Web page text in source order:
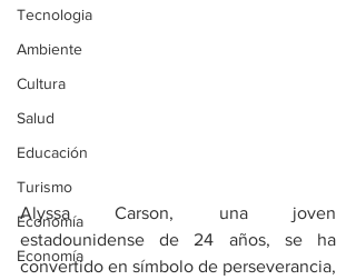
Tecnologia
Ambiente
Cultura
Salud
Educación
Turismo
Economía
Economía
Alyssa Carson, una joven
estadounidense de 24 años, se ha
convertido en símbolo de perseverancia,